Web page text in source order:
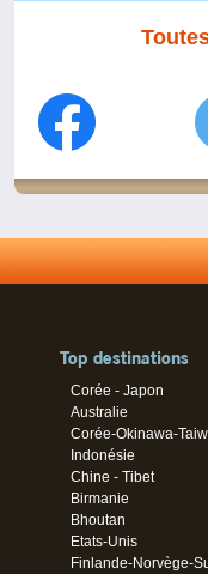
Top destinations
Corée - Japon
Australie
Corée-Okinawa-
Indonésie
Chine - Tibet
Birmanie
Bhoutan
Etats-Unis
Finlande-Norvège-